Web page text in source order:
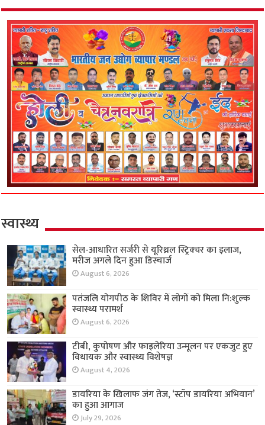
स्वास्थ्य
सेल-आधारित सर्जरी से यूरिथ्रल स्ट्रिक्चर का इलाज,
मरीज अगले दिन हुआ डिस्चार्ज
August 6, 2026
पतंजलि योगपीठ के शिविर में लोगों को मिला नि:शुल्क
स्वास्थ्य परामर्श
August 6, 2026
टीबी, कुपोषण और फाइलेरिया उन्मूलन पर एकजुट हुए
विधायक और स्वास्थ्य विशेषज्ञ
August 4, 2026
डायरिया के खिलाफ जंग तेज, ‘स्टॉप डायरिया अभियान’
का हुआ आगाज
July 29, 2026